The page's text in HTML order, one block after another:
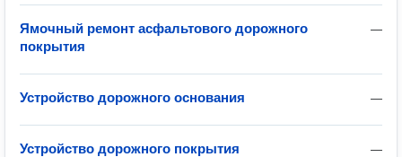
—
Ямочный ремонт асфальтового дорожного
покрытия
—
Устройство дорожного основания
—
Устройство дорожного покрытия